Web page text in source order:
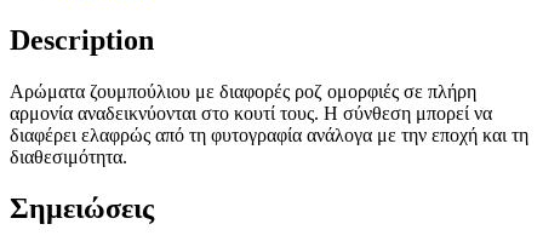
Description
Αρώματα ζουμπούλιου με διαφορές ροζ ομορφιές σε πλήρη
αρμονία αναδεικνύονται στο κουτί τους. Η σύνθεση μπορεί να
διαφέρει ελαφρώς από τη φυτογραφία ανάλογα με την εποχή και τη
διαθεσιμότητα.
Σημειώσεις